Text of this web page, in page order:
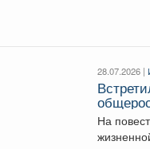
28.07.2026 |
детей»
На